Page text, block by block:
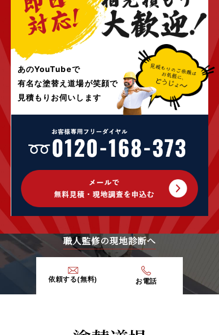
2022年6月 (4)
2022年5月 (4)
2022年4月 (4)
2022年2月 (4)
2022年1月 (4)
2021年12月 (4)
2021年9月 (24)
2021年8月 (1)
2021年4月 (1)
2020年12月 (1)
2020年9月 (1)
2020年5月 (1)
2020年4月 (5)
2020年3月 (7)
2020年1月 (9)
2019年12月 (6)
2019年11月 (13)
2019年10月 (15)
2019年9月 (20)
あのYouTubeで
有名な塗替え道場が笑顔で
見積もりお伺いします
職人監修の現地診断へ
依頼する(無料) お電話